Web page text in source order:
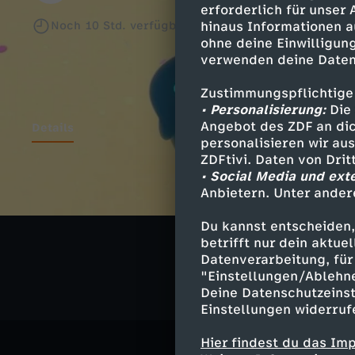
erforderlich für unser
hinaus Informationen
ohne deine
verwenden deine
• Personalisierung:Die
Angebot des ZDF an
personalisieren wir
ZDFtivi. Daten von
• Social Media und
Anbietern. Unter
Du kannst
betrifft nur dein
Datenverarbeitung,
"Einstellungen/
Deine
Einstellungen
Hier findest du das
Noch 10 Std. verfügbar
Details
Ähnliche
Abenteuer